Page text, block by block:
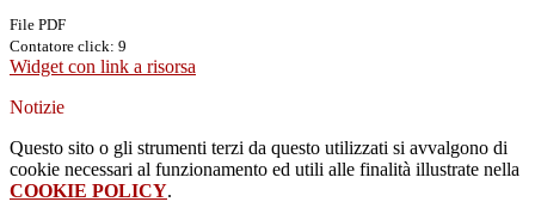
File PDF
Contatore click: 9
Widget con link a risorsa
Notizie
Questo sito o gli strumenti terzi da questo utilizzati si avvalgono di
cookie necessari al funzionamento ed utili alle finalità illustrate nella
COOKIE POLICY.